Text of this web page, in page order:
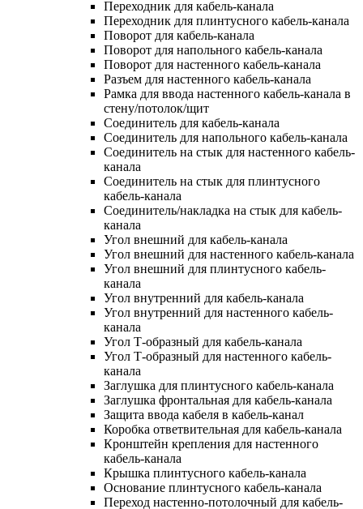
Переходник для кабель-канала
Переходник для плинтусного кабель-канала
Поворот для кабель-канала
Поворот для напольного кабель-канала
Поворот для настенного кабель-канала
Разъем для настенного кабель-канала
Рамка для ввода настенного кабель-канала в
стену/потолок/щит
Соединитель для кабель-канала
Соединитель для напольного кабель-канала
Соединитель на стык для настенного кабель-
канала
Соединитель на стык для плинтусного
кабель-канала
Соединитель/накладка на стык для кабель-
канала
Угол внешний для кабель-канала
Угол внешний для настенного кабель-канала
Угол внешний для плинтусного кабель-
канала
Угол внутренний для кабель-канала
Угол внутренний для настенного кабель-
канала
Угол Т-образный для кабель-канала
Угол Т-образный для настенного кабель-
канала
Заглушка для плинтусного кабель-канала
Заглушка фронтальная для кабель-канала
Защита ввода кабеля в кабель-канал
Коробка ответвительная для кабель-канала
Кронштейн крепления для настенного
кабель-канала
Крышка плинтусного кабель-канала
Основание плинтусного кабель-канала
Переход настенно-потолочный для кабель-